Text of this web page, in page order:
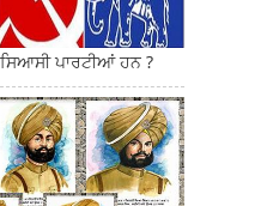
ਪਾਰਟੀਆਂ ਹਨ ?